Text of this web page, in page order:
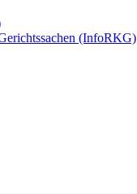
(InfoRKG)